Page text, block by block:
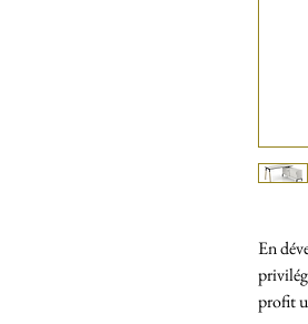
En
profit